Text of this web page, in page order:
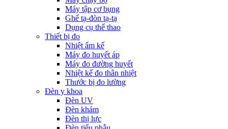
Máy tập cơ bụng
Ghế tạ-đòn tạ-tạ
Dụng cụ thể thao
Thiết bị đo
Nhiệt ẩm kế
Máy đo huyết áp
Máy đo đường huyết
Nhiệt kế đo thân nhiệt
Thước bị đo lường
Đèn y khoa
Đèn UV
Đèn khám
Đèn thị lực